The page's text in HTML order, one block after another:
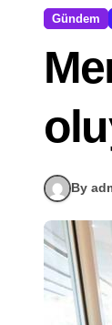
Gündem
By